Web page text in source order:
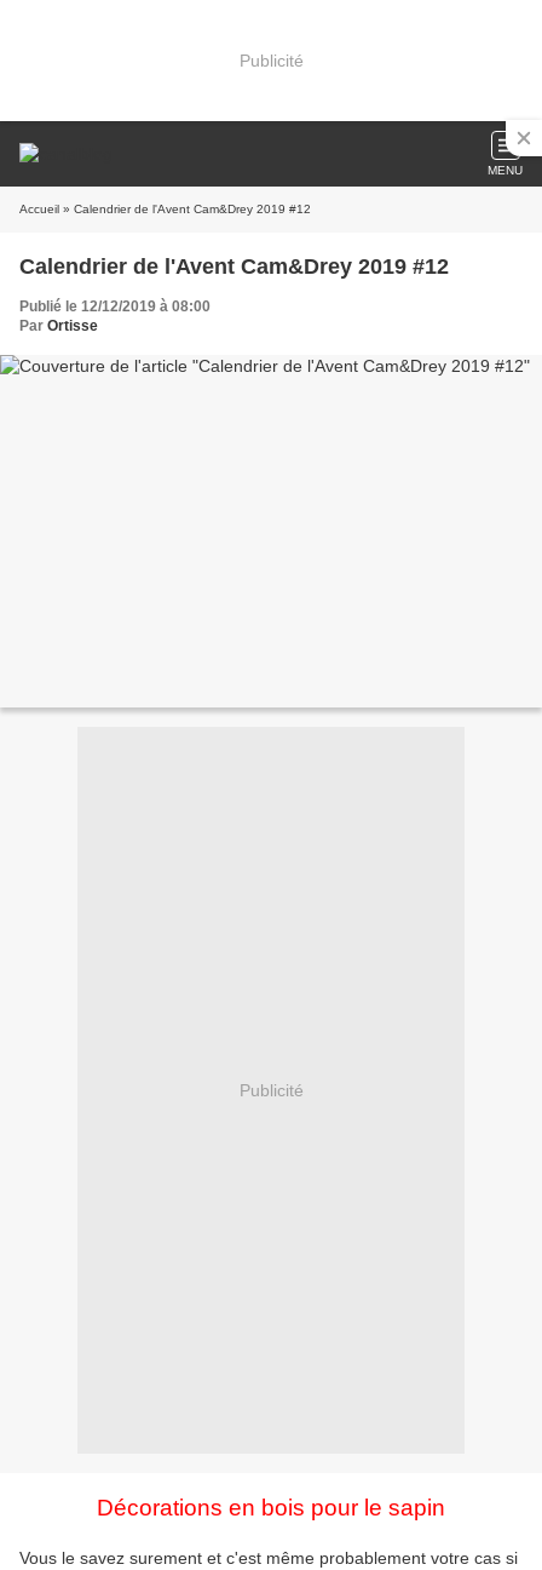
Publicité
MENU
Accueil » Calendrier de l'Avent Cam&Drey 2019 #12
Calendrier de l'Avent Cam&Drey 2019 #12
Publié le 12/12/2019 à 08:00
Par Ortisse
Publicité
Décorations en bois pour le sapin
Vous le savez surement et c'est même probablement votre cas si